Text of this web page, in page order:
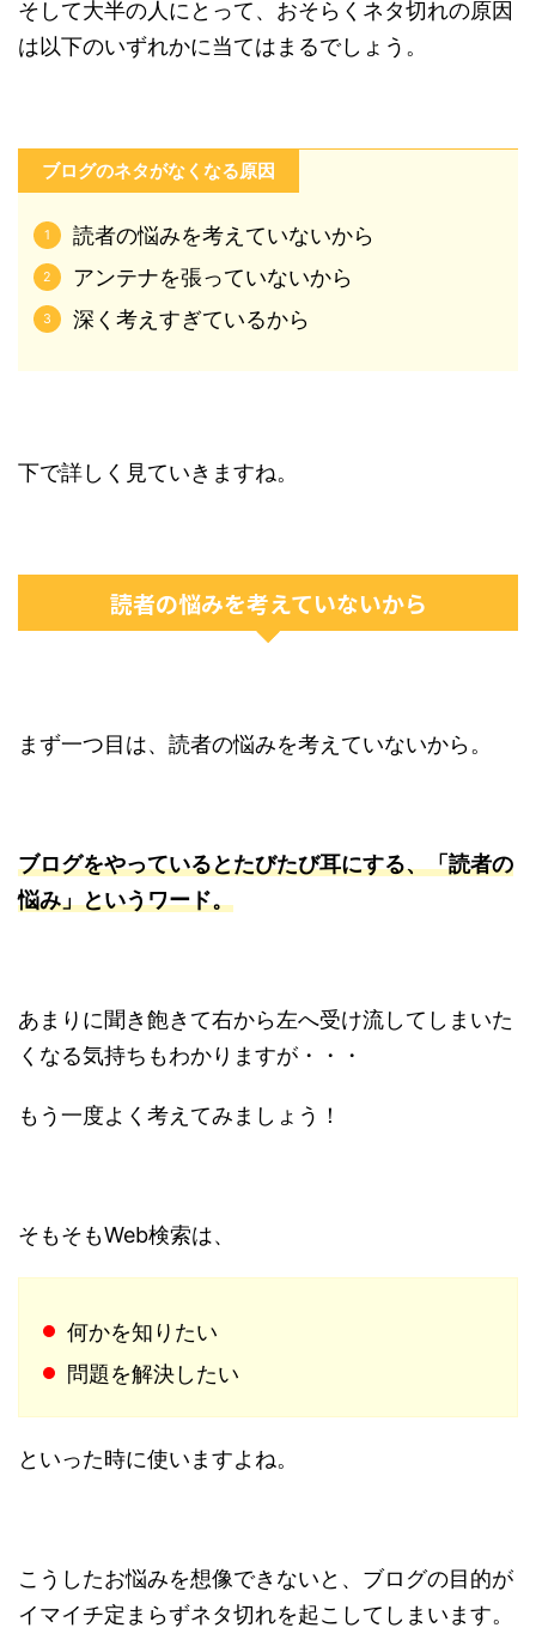
そして大半の人にとって、おそらくネタ切れの原因
は以下のいずれかに当てはまるでしょう。
ブログのネタがなくなる原因
読者の悩みを考えていないから
アンテナを張っていないから
深く考えすぎているから
下で詳しく見ていきますね。
読者の悩みを考えていないから
まず一つ目は、読者の悩みを考えていないから。
ブログをやっているとたびたび耳にする、「読者の
悩み」というワード。
あまりに聞き飽きて右から左へ受け流してしまいた
くなる気持ちもわかりますが・・・
もう一度よく考えてみましょう！
そもそもWeb検索は、
何かを知りたい
問題を解決したい
といった時に使いますよね。
こうしたお悩みを想像できないと、ブログの目的が
イマイチ定まらずネタ切れを起こしてしまいます。